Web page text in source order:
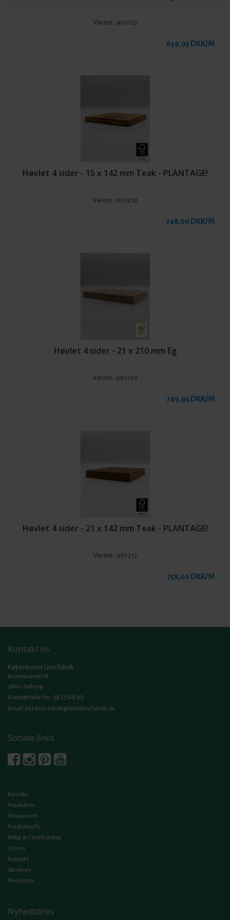
Varenr.: 901123
659,95 DKK/M
Høvlet 4 sider - 15 x 142 mm Teak - PLANTAGE!
Varenr.: 901210
748,00 DKK/M
Høvlet 4 sider - 21 x 210 mm Eg
Varenr.: 901129
749,95 DKK/M
Høvlet 4 sider - 21 x 142 mm Teak - PLANTAGE!
Varenr.: 901217
758,00 DKK/M
Kontakt os
Københavns Listefabrik
Rosenkæret 18
2860 Søborg
Kontakt telefon: 39 27 60 90
Email: kbhlistefabrik@kbhlistefabrik.dk
Sociale links
Forside
Produkter
Showroom
Produktinfo
Miljø & Certificering
Om os
Kontakt
Varekurv
Min konto
Nyhedsbrev